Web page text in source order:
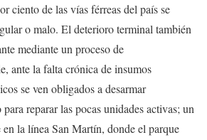
ciento de las vías férreas del país se
o malo. El deterioro terminal también
mediante un proceso de
ante la falta crónica de insumos
se ven obligados a desarmar
reparar las pocas unidades activas; un
la línea San Martín, donde el parque